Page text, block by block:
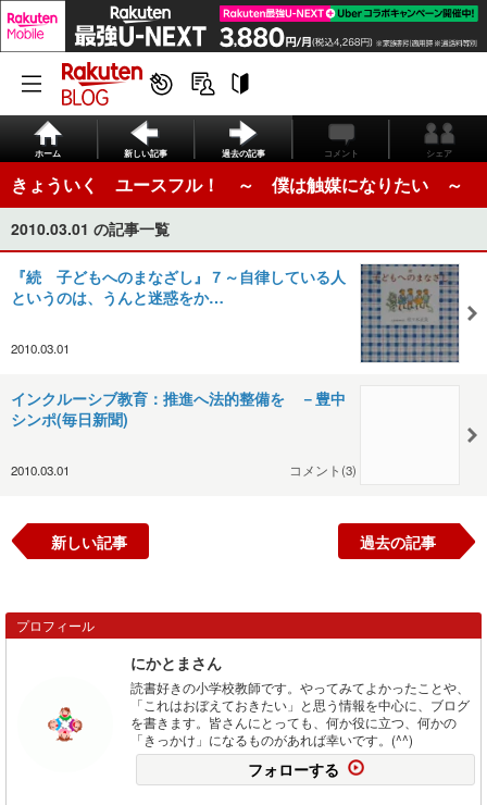
ホーム 新しい記事 過去の記事 コメント シェア
きょういく ユースフル！ ～ 僕は触媒になりたい ～
2010.03.01 の記事一覧
『続 子どもへのまなざし』７～自律している人
というのは、うんと迷惑をか…
2010.03.01
インクルーシブ教育：推進へ法的整備を －豊中
シンポ(毎日新聞)
2010.03.01 コメント(3)
新しい記事 過去の記事
プロフィール
にかとまさん
読書好きの小学校教師です。やってみてよかったことや、
「これはおぼえておきたい」と思う情報を中心に、ブログ
を書きます。皆さんにとっても、何か役に立つ、何かの
「きっかけ」になるものがあれば幸いです。(^^)
フォローする